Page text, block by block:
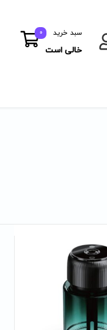
سبد خرید
خالی است
0